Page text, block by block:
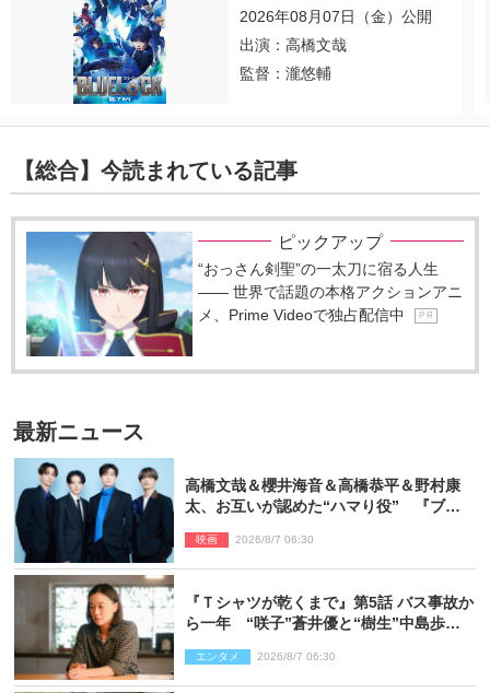
2026年08月07日（金）公開
出演：高橋文哉
監督：瀧悠輔
【総合】今読まれている記事
ピックアップ
“おっさん剣聖”の一太刀に宿る人生
―― 世界で話題の本格アクションアニ
メ、Prime Videoで独占配信中
P R
最新ニュース
高橋文哉＆櫻井海音＆高橋恭平＆野村康
太、お互いが認めた“ハマり役” 『ブル
映画 2026/8/7 06:30
『Ｔシャツが乾くまで』第5話 バス事故か
ら一年 “咲子”蒼井優と“樹生”中島歩は
エンタメ 2026/8/7 06:30